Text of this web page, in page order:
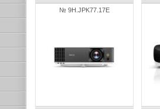
№ 9H.JPK77.17E